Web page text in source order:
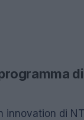
innovation di